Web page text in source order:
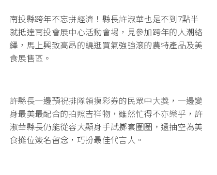
南投縣跨年不忘拼經濟！縣長許淑華也是不到7點半
就抵達南投會展中心活動會場，見參加跨年的人潮絡
繹，馬上興致高昂的繞逛買氣強強滾的農特產品及美
食展售區。
許縣長一邊預祝排隊領摸彩券的民眾中大獎，一邊變
身最美最配合的拍照吉祥物，雖然忙得不亦樂乎，許
淑華縣長仍能從容大顯身手試擲套圈圈，還抽空為美
食攤位簽名留念，巧扮最佳代言人。